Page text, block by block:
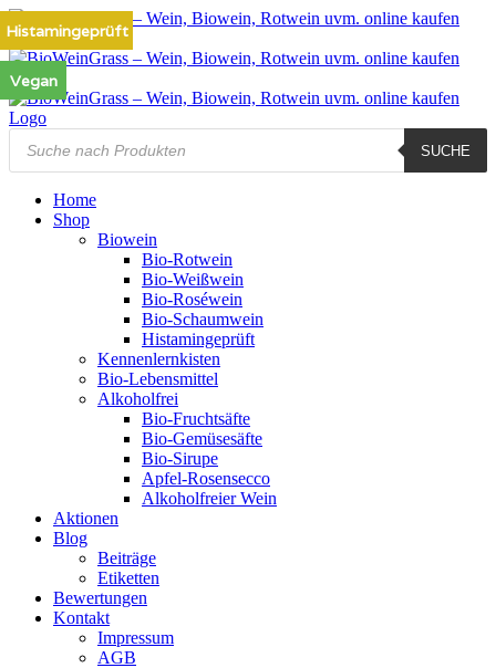
Zum
Inhalt
springen
Products
search
SUCHE
Home
Shop
Biowein
Bio-Rotwein
Bio-Weißwein
Bio-Roséwein
Bio-Schaumwein
Histamingeprüft
Kennenlernkisten
Bio-Lebensmittel
Alkoholfrei
Bio-Fruchtsäfte
Bio-Gemüsesäfte
Bio-Sirupe
Apfel-Rosensecco
Alkoholfreier Wein
Aktionen
Blog
Beiträge
Etiketten
Bewertungen
Kontakt
Impressum
AGB
Vegan
Histamingeprüft
Vegan